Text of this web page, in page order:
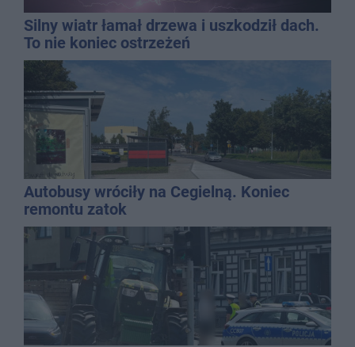
Silny wiatr łamał drzewa i uszkodził dach.
To nie koniec ostrzeżeń
Autobusy wróciły na Cegielną. Koniec
remontu zatok